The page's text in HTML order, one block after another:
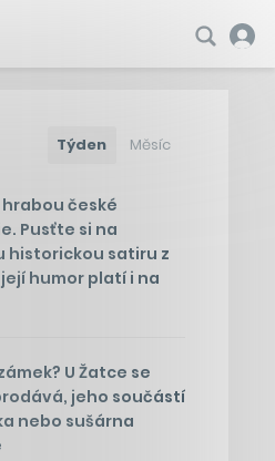
Týden Měsíc
hrabou české
Pusťte si na
historickou satiru z
její humor platí i na
U Žatce se
jeho součástí
nebo sušárna